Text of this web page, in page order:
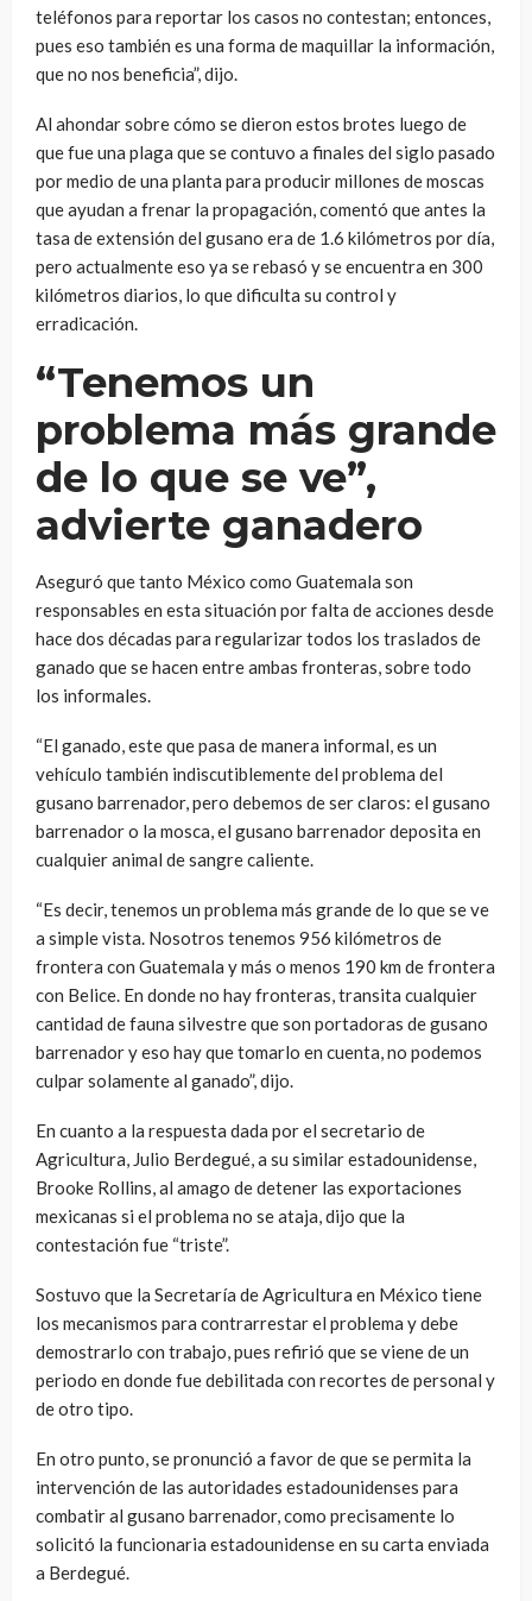
teléfonos para reportar los casos no contestan; entonces,
pues eso también es una forma de maquillar la información,
que no nos beneficia”, dijo.
Al ahondar sobre cómo se dieron estos brotes luego de
que fue una plaga que se contuvo a finales del siglo pasado
por medio de una planta para producir millones de moscas
que ayudan a frenar la propagación, comentó que antes la
tasa de extensión del gusano era de 1.6 kilómetros por día,
pero actualmente eso ya se rebasó y se encuentra en 300
kilómetros diarios, lo que dificulta su control y
erradicación.
“Tenemos un
problema más grande
de lo que se ve”,
advierte ganadero
Aseguró que tanto México como Guatemala son
responsables en esta situación por falta de acciones desde
hace dos décadas para regularizar todos los traslados de
ganado que se hacen entre ambas fronteras, sobre todo
los informales.
“El ganado, este que pasa de manera informal, es un
vehículo también indiscutiblemente del problema del
gusano barrenador, pero debemos de ser claros: el gusano
barrenador o la mosca, el gusano barrenador deposita en
cualquier animal de sangre caliente.
“Es decir, tenemos un problema más grande de lo que se ve
a simple vista. Nosotros tenemos 956 kilómetros de
frontera con Guatemala y más o menos 190 km de frontera
con Belice. En donde no hay fronteras, transita cualquier
cantidad de fauna silvestre que son portadoras de gusano
barrenador y eso hay que tomarlo en cuenta, no podemos
culpar solamente al ganado”, dijo.
En cuanto a la respuesta dada por el secretario de
Agricultura, Julio Berdegué, a su similar estadounidense,
Brooke Rollins, al amago de detener las exportaciones
mexicanas si el problema no se ataja, dijo que la
contestación fue “triste”.
Sostuvo que la Secretaría de Agricultura en México tiene
los mecanismos para contrarrestar el problema y debe
demostrarlo con trabajo, pues refirió que se viene de un
periodo en donde fue debilitada con recortes de personal y
de otro tipo.
En otro punto, se pronunció a favor de que se permita la
intervención de las autoridades estadounidenses para
combatir al gusano barrenador, como precisamente lo
solicitó la funcionaria estadounidense en su carta enviada
a Berdegué.